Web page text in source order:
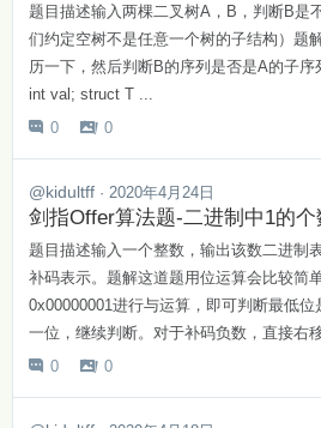
题目描述输入两棵二叉树A，B，判断B是
们约定空树不是任意一个树的子结构）题
历一下，然后判断B的序列是否是A的子
int val; struct T ...
 0  0
@kidultff · 2020年4月24日
剑指Offer算法题-二进制中1的个
题目描述输入一个整数，输出该数二进制
补码表示。题解这道题用位运算会比较简
0x00000001进行与运算，即可判断最低
一位，继续判断。对于补码负数，直接右
 0  0